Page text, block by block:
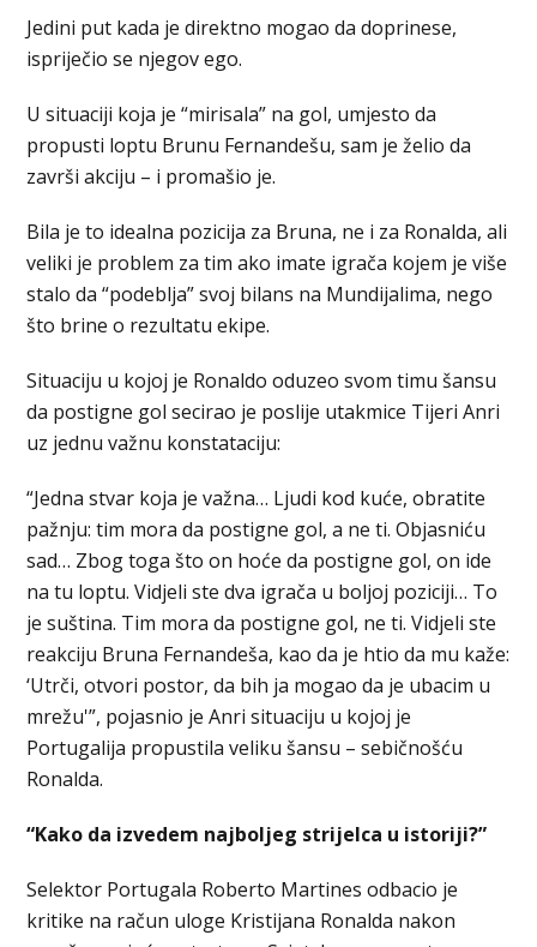
Jedini put kada je direktno mogao da doprinese,
ispriječio se njegov ego.
U situaciji koja je “mirisala” na gol, umjesto da
propusti loptu Brunu Fernandešu, sam je želio da
završi akciju – i promašio je.
Bila je to idealna pozicija za Bruna, ne i za Ronalda, ali
veliki je problem za tim ako imate igrača kojem je više
stalo da “podeblja” svoj bilans na Mundijalima, nego
što brine o rezultatu ekipe.
Situaciju u kojoj je Ronaldo oduzeo svom timu šansu
da postigne gol secirao je poslije utakmice Tijeri Anri
uz jednu važnu konstataciju:
“Jedna stvar koja je važna… Ljudi kod kuće, obratite
pažnju: tim mora da postigne gol, a ne ti. Objasniću
sad… Zbog toga što on hoće da postigne gol, on ide
na tu loptu. Vidjeli ste dva igrača u boljoj poziciji… To
je suština. Tim mora da postigne gol, ne ti. Vidjeli ste
reakciju Bruna Fernandeša, kao da je htio da mu kaže:
‘Utrči, otvori postor, da bih ja mogao da je ubacim u
mrežu'”, pojasnio je Anri situaciju u kojoj je
Portugalija propustila veliku šansu – sebičnošću
Ronalda.
“Kako da izvedem najboljeg strijelca u istoriji?”
Selektor Portugala Roberto Martines odbacio je
kritike na račun uloge Kristijana Ronalda nakon